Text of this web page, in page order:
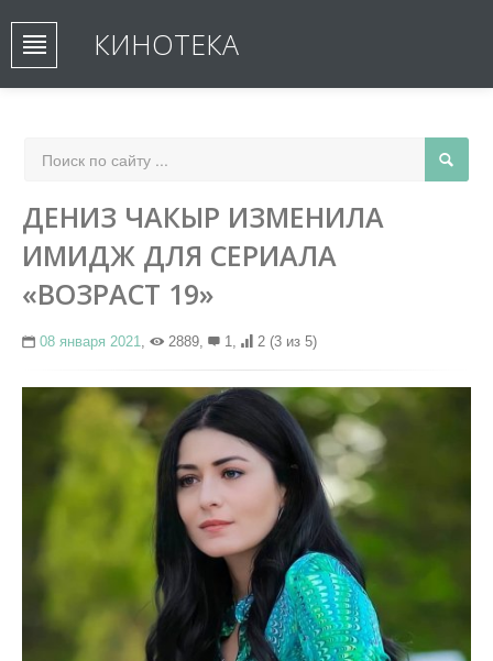
КИНОТЕКА
ДЕНИЗ ЧАКЫР ИЗМЕНИЛА
ИМИДЖ ДЛЯ СЕРИАЛА
«ВОЗРАСТ 19»
08 января 2021, 2889, 1, 2 (3 из 5)